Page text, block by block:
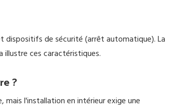
dispositifs de sécurité (arrêt automatique). La
illustre ces caractéristiques.
?
l'installation en intérieur exige une